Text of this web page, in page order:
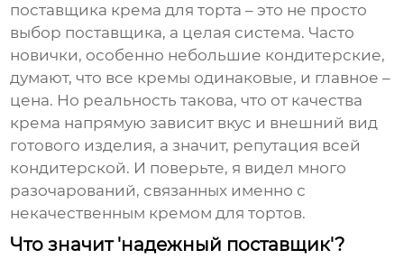
поставщика крема для торта – это не просто
выбор поставщика, а целая система. Часто
новички, особенно небольшие кондитерские,
думают, что все кремы одинаковые, и главное –
цена. Но реальность такова, что от качества
крема напрямую зависит вкус и внешний вид
готового изделия, а значит, репутация всей
кондитерской. И поверьте, я видел много
разочарований, связанных именно с
некачественным кремом для тортов.
Что значит 'надежный поставщик'?